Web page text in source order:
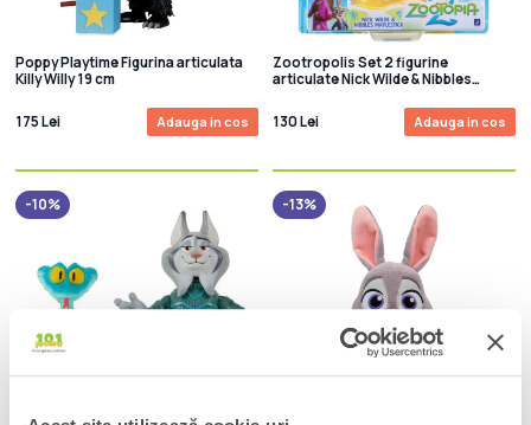
Poppy Playtime Figurina articulata
Killy Willy 19 cm
175 Lei Adauga in cos
Zootropolis Set 2 figurine
articulate Nick Wilde & Nibbles
130 Lei
Adauga in cos
-10% -13%